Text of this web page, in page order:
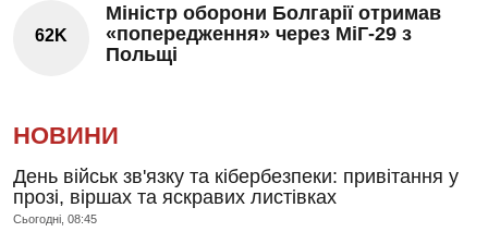
62K
Міністр оборони Болгарії отримав
«попередження» через МіГ-29 з
Польщі
НОВИНИ
День військ зв'язку та кібербезпеки: привітання у
прозі, віршах та яскравих листівках
Сьогодні, 08:45